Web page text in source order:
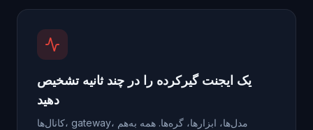
یک ایجنت گیرکرده را در چند ثانیه تشخیص
دهید
کانال‌ها، gateway، مدل‌ها، ابزارها، گره‌ها. همه به‌هم